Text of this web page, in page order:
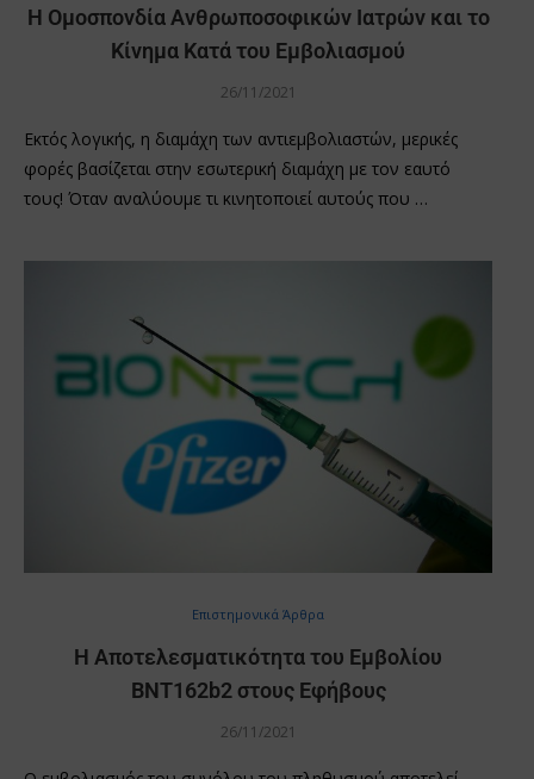
Η Ομοσπονδία Ανθρωποσοφικών Ιατρών και το
Κίνημα Κατά του Εμβολιασμού
26/11/2021
Εκτός λογικής, η διαμάχη των αντιεμβολιαστών, μερικές
φορές βασίζεται στην εσωτερική διαμάχη με τον εαυτό
τους! Όταν αναλύουμε τι κινητοποιεί αυτούς που …
Επιστημονικά Άρθρα
Η Αποτελεσματικότητα του Εμβολίου
BNT162b2 στους Εφήβους
26/11/2021